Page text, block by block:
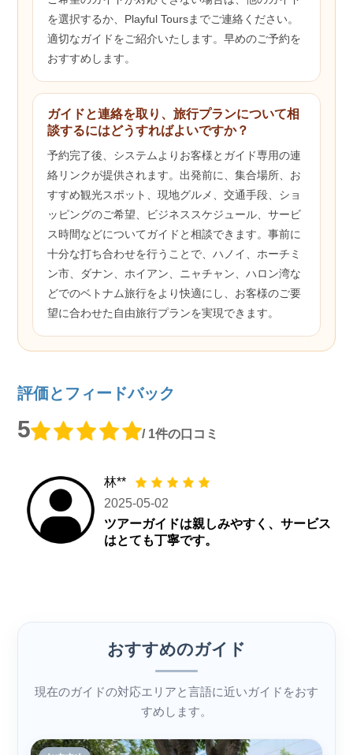
を選択するか、Playful Toursまでご連絡ください。
適切なガイドをご紹介いたします。早めのご予約を
おすすめします。
ガイドと連絡を取り、旅行プランについて相
談するにはどうすればよいですか？
予約完了後、システムよりお客様とガイド専用の連
絡リンクが提供されます。出発前に、集合場所、お
すすめ観光スポット、現地グルメ、交通手段、ショ
ッピングのご希望、ビジネススケジュール、サービ
ス時間などについてガイドと相談できます。事前に
十分な打ち合わせを行うことで、ハノイ、ホーチミ
ン市、ダナン、ホイアン、ニャチャン、ハロン湾な
どでのベトナム旅行をより快適にし、お客様のご要
望に合わせた自由旅行プランを実現できます。
評価とフィードバック
5 / 1件の口コミ
林**
2025-05-02
ツアーガイドは親しみやすく、サービス
はとても丁寧です。
おすすめのガイド
現在のガイドの対応エリアと言語に近いガイドをおす
すめします。